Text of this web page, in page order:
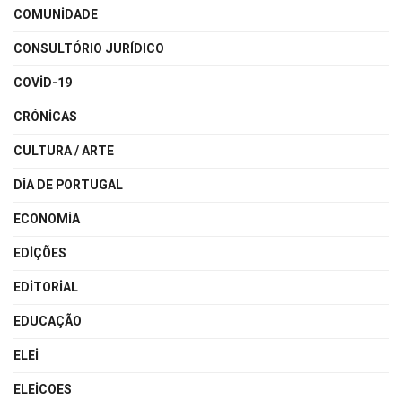
COMUNIDADE
CONSULTÓRIO JURÍDICO
COVID-19
CRÓNICAS
CULTURA / ARTE
DIA DE PORTUGAL
ECONOMIA
EDIÇÕES
EDITORIAL
EDUCAÇÃO
ELEI
ELEICOES